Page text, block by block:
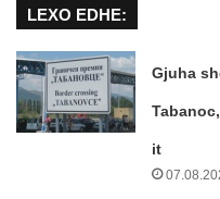
LEXO EDHE:
Gjuha
it